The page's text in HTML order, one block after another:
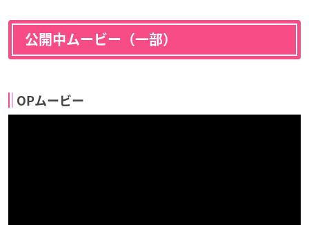
公開中ムービー（一部）
OPムービー